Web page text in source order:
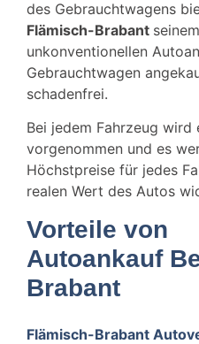
des Gebrauchtwagens
Flämisch-Brabant
unkonventionellen
Gebrauchtwagen
schadenfrei.
Bei jedem Fahrzeug
vorgenommen und es
Höchstpreise für jedes
realen Wert des Autos
Vorteile von
Autoankauf
Brabant
Flämisch-Brabant